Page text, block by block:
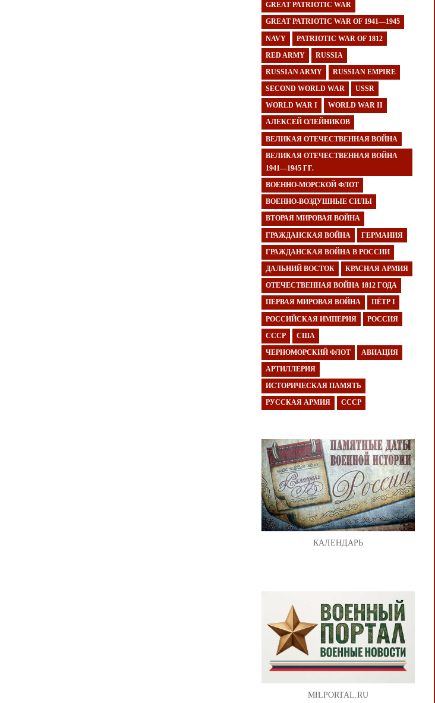
GREAT PATRIOTIC WAR
GREAT PATRIOTIC WAR OF 1941—1945
NAVY PATRIOTIC WAR OF 1812
RED ARMY RUSSIA
RUSSIAN ARMY RUSSIAN EMPIRE
SECOND WORLD WAR USSR
WORLD WAR I WORLD WAR II
АЛЕКСЕЙ ОЛЕЙНИКОВ
ВЕЛИКАЯ ОТЕЧЕСТВЕННАЯ ВОЙНА
ВЕЛИКАЯ ОТЕЧЕСТВЕННАЯ ВОЙНА
1941—1945 ГГ.
ВОЕННО-МОРСКОЙ ФЛОТ
ВОЕННО-ВОЗДУШНЫЕ СИЛЫ
ВТОРАЯ МИРОВАЯ ВОЙНА
ГРАЖДАНСКАЯ ВОЙНА ГЕРМАНИЯ
ГРАЖДАНСКАЯ ВОЙНА В РОССИИ
ДАЛЬНИЙ ВОСТОК КРАСНАЯ АРМИЯ
ОТЕЧЕСТВЕННАЯ ВОЙНА 1812 ГОДА
ПЕРВАЯ МИРОВАЯ ВОЙНА ПЁТР I
РОССИЙСКАЯ ИМПЕРИЯ РОССИЯ
СССР США
ЧЕРНОМОРСКИЙ ФЛОТ АВИАЦИЯ
АРТИЛЛЕРИЯ
ИСТОРИЧЕСКАЯ ПАМЯТЬ
РУССКАЯ АРМИЯ СССР
КАЛЕНДАРЬ
MILPORTAL.RU